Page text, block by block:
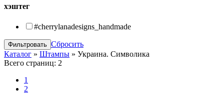
хэштег
#cherrylanadesigns_handmade
Сбросить
Каталог » Штампы » Украина. Символика
Всего страниц: 2
1
2